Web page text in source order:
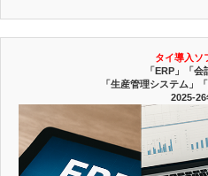
タイ導入ソ
「ERP」「会
「生産管理システム」
2025-